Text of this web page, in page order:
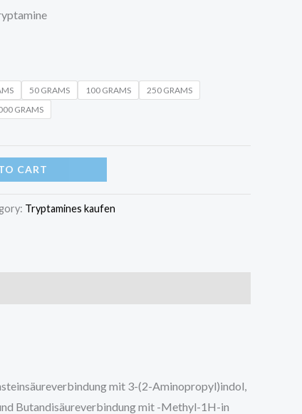
50 GRAMS 100 GRAMS
250 GRAMS
GRAMS
CART
Tryptamines kaufen
mit 3-(2-Aminopropyl)indol,
Butandisäureverbindung mit -Methyl-1H-in